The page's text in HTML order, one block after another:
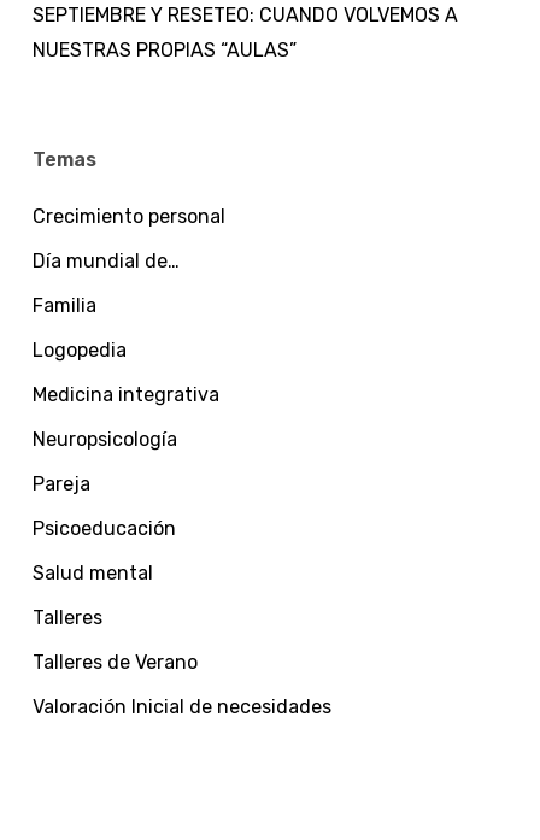
SEPTIEMBRE Y RESETEO: CUANDO VOLVEMOS A
NUESTRAS PROPIAS “AULAS”
Temas
Crecimiento personal
Día mundial de…
Familia
Logopedia
Medicina integrativa
Neuropsicología
Pareja
Psicoeducación
Salud mental
Talleres
Talleres de Verano
Valoración Inicial de necesidades